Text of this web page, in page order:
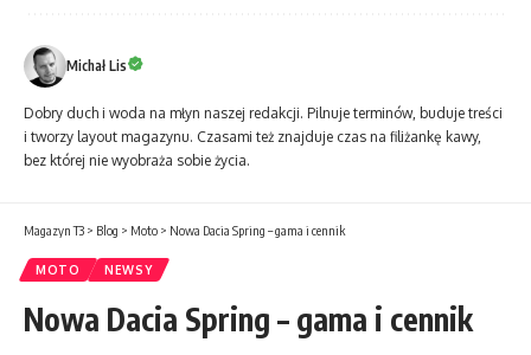
Michał Lis
Dobry duch i woda na młyn naszej redakcji. Pilnuje terminów, buduje treści
i tworzy layout magazynu. Czasami też znajduje czas na filiżankę kawy,
bez której nie wyobraża sobie życia.
Magazyn T3 > Blog > Moto > Nowa Dacia Spring – gama i cennik
MOTO NEWSY
Nowa Dacia Spring – gama i cennik